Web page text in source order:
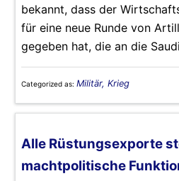
bekannt, dass der
für eine neue Runde von
gegeben hat, die an die
Categorized as: Militär, Krieg
Alle Rüstungsexporte
machtpolitische